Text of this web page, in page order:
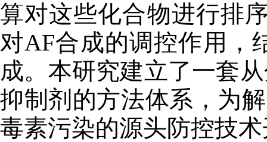
算对这些化合物进行排
对AF合成的调控作用，
成。本研究建立了一套
抑制剂的方法体系，为
毒素污染的源头防控技